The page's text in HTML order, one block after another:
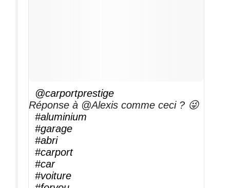
@carportprestige
Réponse à @Alexis comme ceci ? 😜
#aluminium
#garage
#abri
#carport
#car
#voiture